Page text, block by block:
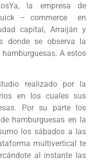
la empresa de
– commerce en
capital, Arraiján y
donde se observa la
A estos
realizado por la
en los cuales sus
Por su parte los
hamburguesas en la
los sábados a las
multivertical te
al instante las